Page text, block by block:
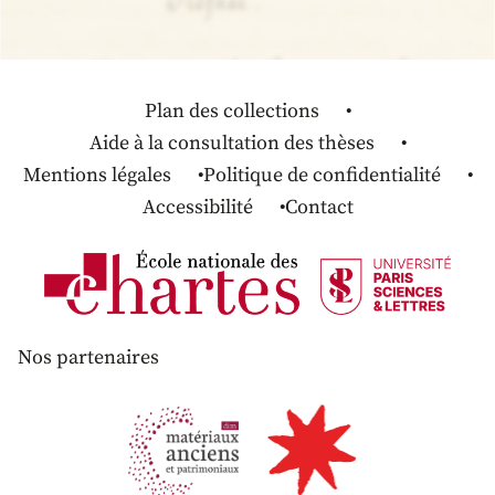
Plan des collections
Aide à la consultation des thèses
Mentions légales
Politique de confidentialité
Accessibilité
Contact
Nos partenaires